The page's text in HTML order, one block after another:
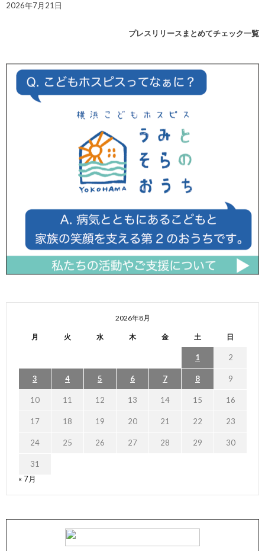
2026年7月21日
プレスリリースまとめてチェック一覧
2026年8月
月 火 水 木 金 土 日
1 2
3 4 5 6 7 8 9
10 11 12 13 14 15 16
17 18 19 20 21 22 23
24 25 26 27 28 29 30
31
« 7月